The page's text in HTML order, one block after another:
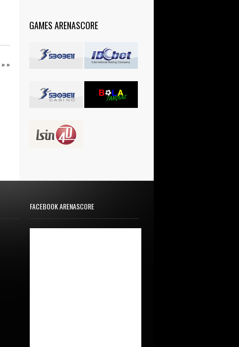
» »
GAMES ARENASCORE
FACEBOOK ARENASCORE